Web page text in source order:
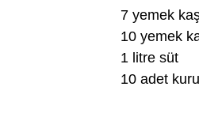
7 yemek
10 yemek
1 litre süt
10 adet kuru